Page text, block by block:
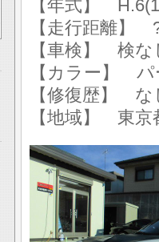
【年式】
【走行距離】
【車検】 検な
【カラー】
【修復歴】 な
【地域】 東京